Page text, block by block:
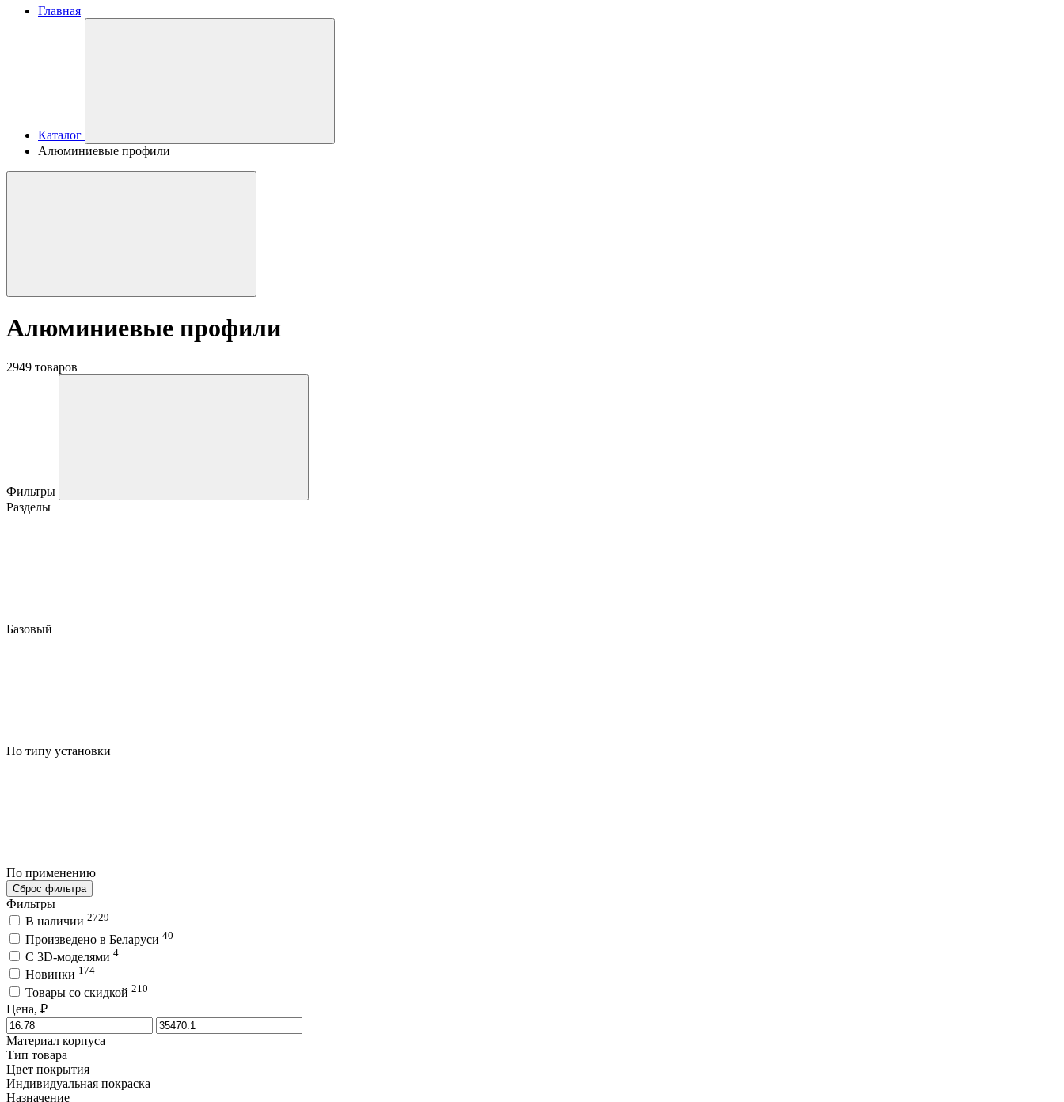
Главная
Каталог
Алюминиевые профили
Алюминиевые профили
2949 товаров
Фильтры
Разделы
Базовый
По типу установки
По применению
Сброс фильтра
Фильтры
В наличии 2729
Произведено в Беларуси 40
C 3D-моделями 4
Новинки 174
Товары со скидкой 210
Цена, ₽
Материал корпуса
Тип товара
Цвет покрытия
Индивидуальная покраска
Назначение